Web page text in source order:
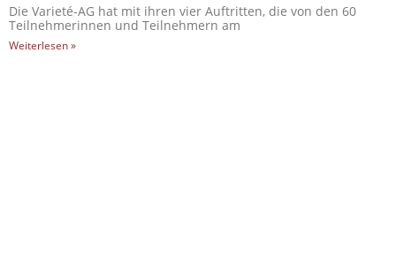
Die Varieté-AG hat mit ihren vier Auftritten, die von den 60
Teilnehmerinnen und Teilnehmern am
Weiterlesen »